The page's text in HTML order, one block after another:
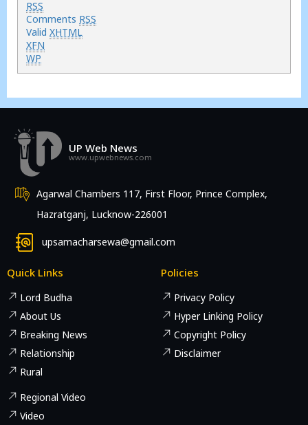
RSS
Comments RSS
Valid XHTML
XFN
WP
UP Web News
www.upwebnews.com
Agarwal Chambers 117, First Floor, Prince Complex,
Hazratganj, Lucknow-226001
upsamacharsewa@gmail.com
Quick Links
Lord Budha
About Us
Breaking News
Relationship
Rural
Regional Video
Video
Policies
Privacy Policy
Hyper Linking Policy
Copyright Policy
Disclaimer